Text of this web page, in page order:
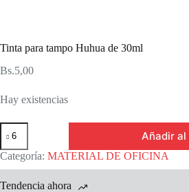
Tinta para tampo Huhua de 30ml
Bs.5,00
Hay existencias
Tinta
para
tampo
Huhua
30ml
Añadir
Categoría: MATERIAL DE OFICINA
Tendencia ahora